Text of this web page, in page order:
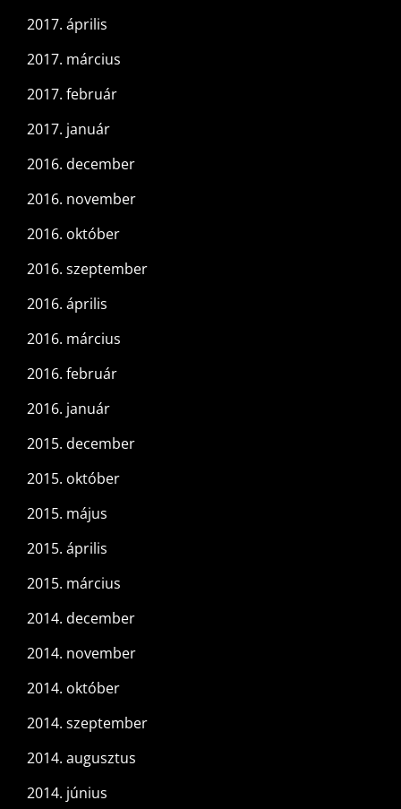
2017. április
2017. március
2017. február
2017. január
2016. december
2016. november
2016. október
2016. szeptember
2016. április
2016. március
2016. február
2016. január
2015. december
2015. október
2015. május
2015. április
2015. március
2014. december
2014. november
2014. október
2014. szeptember
2014. augusztus
2014. június